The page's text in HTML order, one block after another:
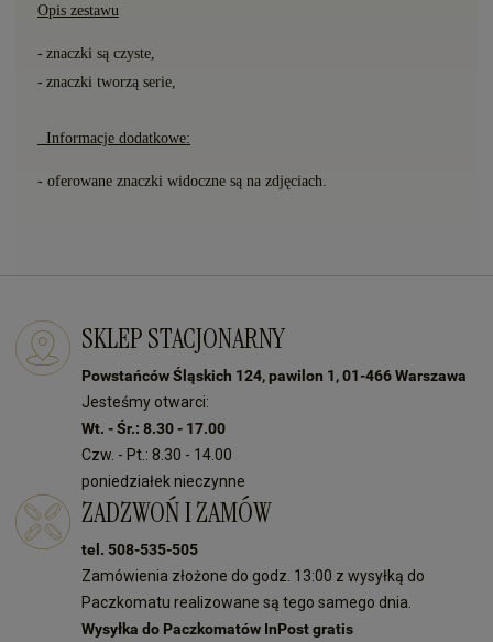
Opis zestawu
- znaczki są czyste,
- znaczki tworzą serie,
Informacje dodatkowe:
- oferowane znaczki widoczne są na zdjęciach.
SKLEP STACJONARNY
Powstańców Śląskich 124, pawilon 1, 01-466 Warszawa
Jesteśmy otwarci:
Wt. - Śr.: 8.30 - 17.00
Czw. - Pt.: 8.30 - 14.00
poniedziałek nieczynne
ZADZWOŃ I ZAMÓW
tel. 508-535-505
Zamówienia złożone do godz. 13:00 z wysyłką do
Paczkomatu realizowane są tego samego dnia.
Wysyłka do Paczkomatów InPost gratis